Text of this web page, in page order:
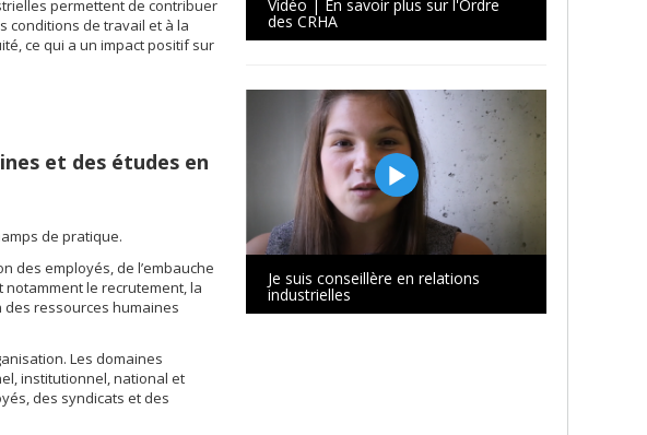
permettent de contribuer
conditions de travail et à la
ce qui a un impact positif sur
et des études en
de pratique.
des employés, de l’embauche
notamment le recrutement, la
ressources humaines
Les domaines
institutionnel, national et
des syndicats et des
Vidéo | En savoir plus sur l'Ordre
des CRHA
Je suis conseillère en relations
industrielles